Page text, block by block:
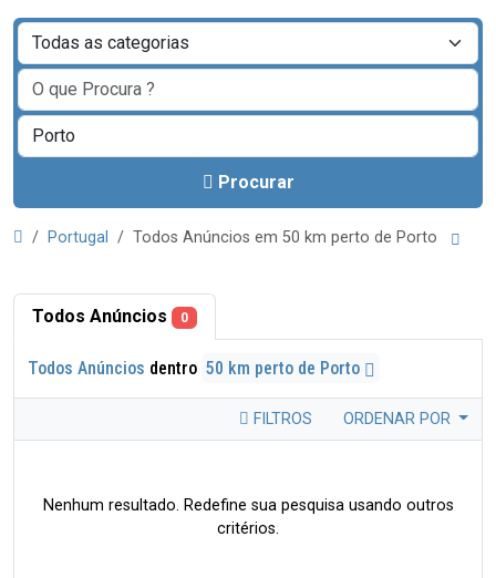
Procurar
Portugal Todos Anúncios em 50 km perto de Porto
Todos Anúncios 0
Todos Anúncios dentro 50 km perto de Porto
FILTROS ORDENAR POR
Nenhum resultado. Redefine sua pesquisa usando outros
critérios.